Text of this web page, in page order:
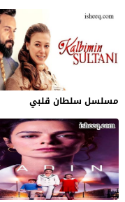
مسلسل سلطان قلبي